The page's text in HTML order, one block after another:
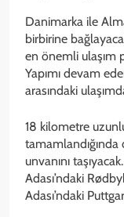
Danimarka ile
birbirine
en önemli ulaşım
Yapımı devam
arasındaki
18 kilometre
unvanını
Adası’ndaki
Adası’ndaki